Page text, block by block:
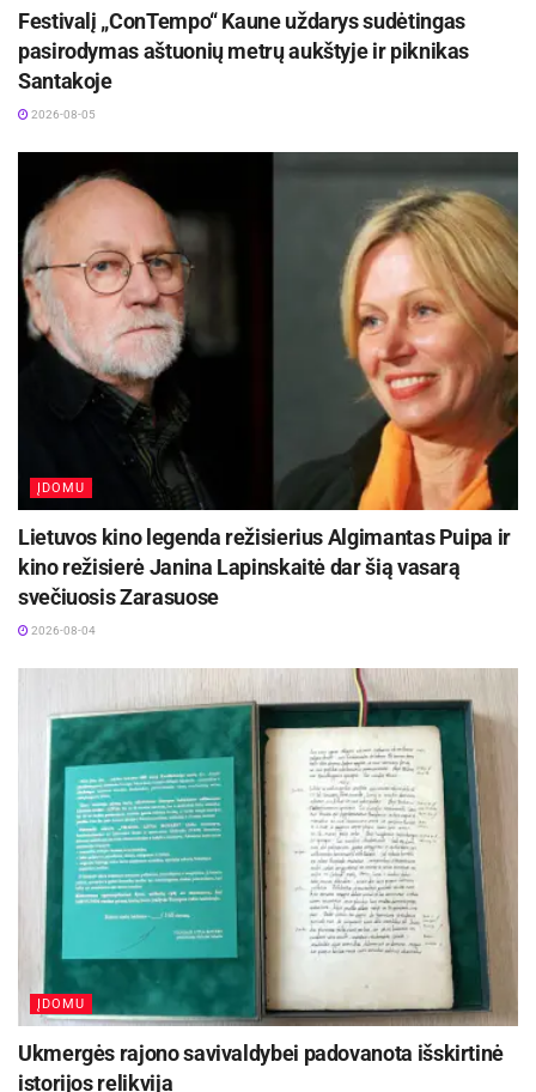
Festivalį „ConTempo“ Kaune uždarys sudėtingas
pasirodymas aštuonių metrų aukštyje ir piknikas
Santakoje
2026-08-05
ĮDOMU
Lietuvos kino legenda režisierius Algimantas Puipa ir
kino režisierė Janina Lapinskaitė dar šią vasarą
svečiuosis Zarasuose
2026-08-04
ĮDOMU
Ukmergės rajono savivaldybei padovanota išskirtinė
istorijos relikvija